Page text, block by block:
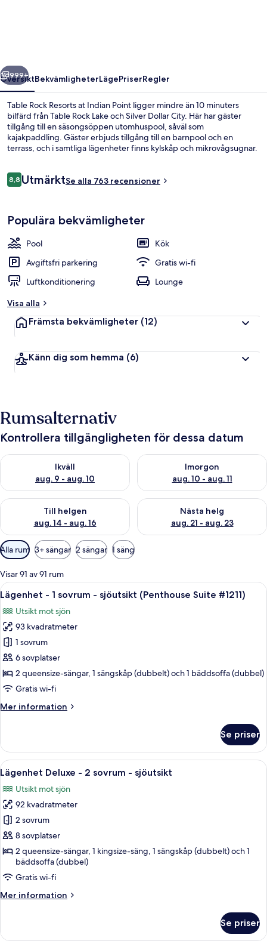
Nästa
999+
ÖversiktBekvämligheterLägePriserRegler
Table Rock Resorts at Indian Point ligger mindre än 10 minuters
bilfärd från Table Rock Lake och Silver Dollar City. Här har gäster
tillgång till en säsongsöppen utomhuspool, såväl som
kajakpaddling. Gäster erbjuds tillgång till en barnpool och en
terrass, och i samtliga lägenheter finns kylskåp och mikrovågsugnar.
Recensioner
8,88,8 av 10,
UtmärktSe alla 763 recensioner
Populära bekvämligheter
Pool
Kök
Avgiftsfri parkering
Gratis wi-fi
Luftkonditionering
Lounge
Visa alla
Främsta bekvämligheter (12)
Känn dig som hemma (6)
Rumsalternativ
Kontrollera tillgängligheten för dessa datum
Ikväll
aug. 9 - aug. 10
Kontrollera tillgängligheten för ikväll aug. 9 - aug. 10
Imorgon
aug. 10 - aug. 11
Kontrollera tillgängligheten
Till helgen
aug. 14 - aug. 16
Kontrollera tillgängligheten för den här helgen aug. 14 - aug.
Nästa helg
aug. 21 - aug. 23
Kontrollera tillgängligheten
Tillgängliga
filter
för
rum
Alla rum 3+ sängar 2 sängar 1 säng
Visar 91 av 91 rum
Öppna
alla
foton
för
Lägenhet
-
1
sovrum
sjöutsikt
#1211)
Ett vardagsrum med en öppen spis
12
Lägenhet - 1 sovrum - sjöutsikt (Penthouse Suite #1211)
Utsikt mot sjön
93 kvadratmeter
1 sovrum
6 sovplatser
2 queensize-sängar, 1 sängskåp (dubbelt) och 1 bäddsoffa (dubbel)
Gratis wi-fi
Mer information
Mer
-
sovrum
sjöutsikt
(Penthouse
Suite
#1211)
Se priser
Öppna
alla
foton
för
Lägenhet
Deluxe
-
sovrum
-
sjöutsikt
Ett vardagsrum med en öppen spis
22
Lägenhet Deluxe - 2 sovrum - sjöutsikt
Utsikt mot sjön
92 kvadratmeter
2 sovrum
8 sovplatser
2 queensize-sängar, 1 kingsize-säng, 1 sängskåp (dubbelt) och 1
bäddsoffa (dubbel)
Gratis wi-fi
Mer information
Mer
Deluxe
Se priser